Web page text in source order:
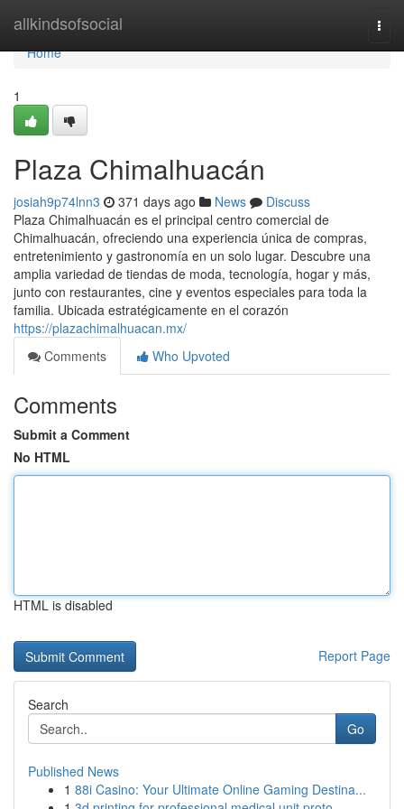
allkindsofsocial
Home
Home
1
Plaza Chimalhuacán
josiah9p74lnn3 371 days ago News
Discuss
Plaza Chimalhuacán es el principal centro comercial de
Chimalhuacán, ofreciendo una experiencia única de compras,
entretenimiento y gastronomía en un solo lugar. Descubre una
amplia variedad de tiendas de moda, tecnología, hogar y más,
junto con restaurantes, cine y eventos especiales para toda la
familia. Ubicada estratégicamente en el corazón
https://plazachimalhuacan.mx/
Comments
Who Upvoted
Comments
Submit a Comment
No HTML
HTML is disabled
Report Page
Search
Go
Published News
1 88i Casino: Your Ultimate Online Gaming Destina...